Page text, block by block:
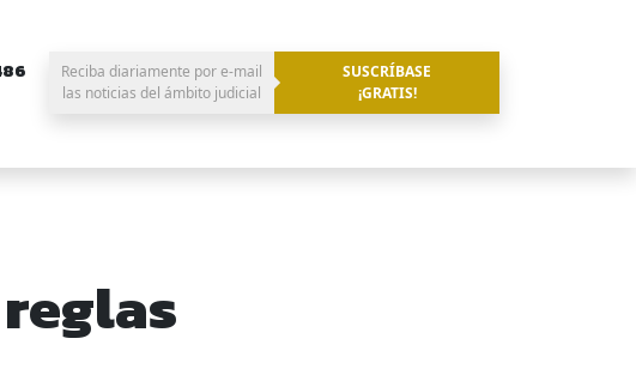
Reciba diariamente por e-mail
las noticias del ámbito judicial
SUSCRÍBASE
¡GRATIS!